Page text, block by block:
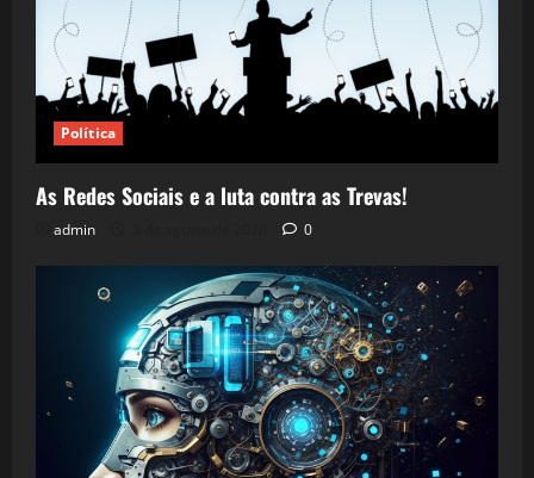
Política
As Redes Sociais e a luta contra as Trevas!
admin 0